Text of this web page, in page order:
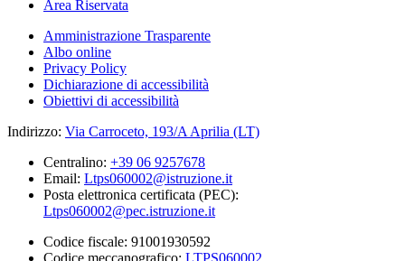
Area Riservata
Amministrazione Trasparente
Albo online
Privacy Policy
Dichiarazione di accessibilità
Obiettivi di accessibilità
Indirizzo: Via Carroceto, 193/A Aprilia (LT)
Centralino: +39 06 9257678
Email: Ltps060002@istruzione.it
Posta elettronica certificata (PEC):
Ltps060002@pec.istruzione.it
Codice fiscale: 91001930592
Codice meccanografico: LTPS060002